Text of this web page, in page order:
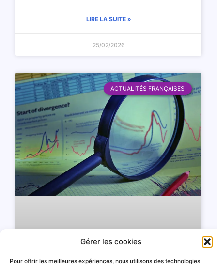
Gérer les cookies
Pour offrir les meilleures expériences, nous utilisons des technologies
LIRE LA SUITE »
25/02/2026
ACTUALITÉS FRANÇAISES